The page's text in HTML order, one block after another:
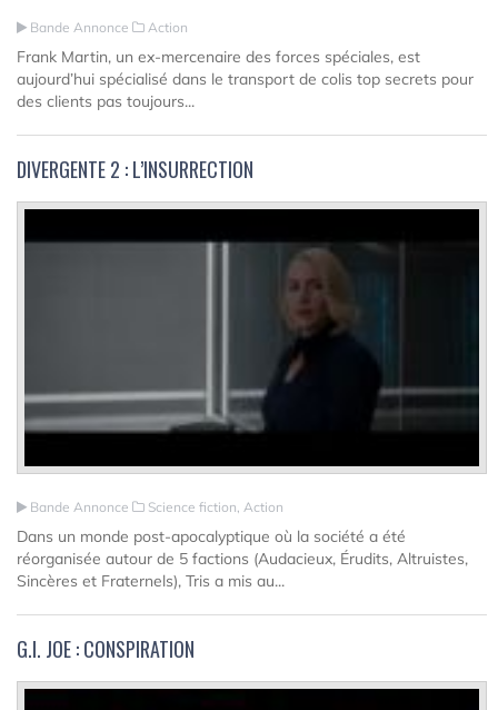
Bande Annonce Action
Frank Martin, un ex-mercenaire des forces spéciales, est
aujourd’hui spécialisé dans le transport de colis top secrets pour
des clients pas toujours...
DIVERGENTE 2 : L’INSURRECTION
Bande Annonce Science fiction, Action
Dans un monde post-apocalyptique où la société a été
réorganisée autour de 5 factions (Audacieux, Érudits, Altruistes,
Sincères et Fraternels), Tris a mis au...
G.I. JOE : CONSPIRATION